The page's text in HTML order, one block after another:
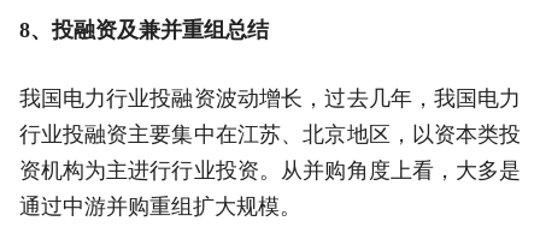
8、投融资及兼并重组总结
我国电力行业投融资波动增长，过去几年，我国电力
行业投融资主要集中在江苏、北京地区，以资本类投
资机构为主进行行业投资。从并购角度上看，大多是
通过中游并购重组扩大规模。